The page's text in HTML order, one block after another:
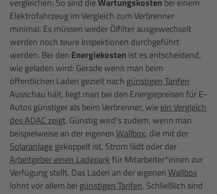
Elektrofahrzeug im Vergleich zum Verbrenner
minimal: Es müssen weder Ölfilter ausgewechselt
werden noch teure Inspektionen durchgeführt
werden. Bei den Energiekosten ist es entscheidend,
wie geladen wird: Gerade wenn man beim
öffentlichen Laden gezielt nach günstigen Tarifen
Ausschau hält, liegt man bei den Energiepreisen für E-
Autos günstiger als beim Verbrenner, wie ein Vergleich
des ADAC zeigt. Günstig wird’s zudem, wenn man
beispielweise an der eigenen Wallbox, die mit der
Solaranlage gekoppelt ist, Strom lädt oder der
Arbeitgeber einen Ladeparkfür Mitarbeiter*innen zur
Verfügung stellt. Das Laden an der eigenen Wallbox
lohnt vor allem bei günstigen Tarifen. Schließlich sind